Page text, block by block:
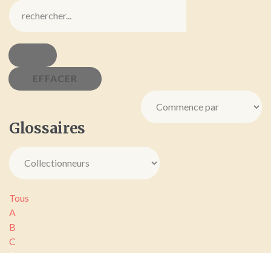
Glossaires
Tous
A
B
C